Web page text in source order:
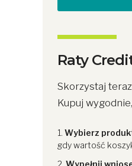
Raty
Skorzystaj
Kupuj
Wybierz
gdy wartość
Wypełnij